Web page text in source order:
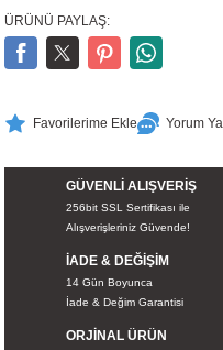
ÜRÜNÜ PAYLAŞ:
Yorum
GÜVENLİ ALIŞVERİŞ
256bit SSL Sertifikası ile
Alışverişleriniz Güvende!
İADE & DEĞİŞİM
14 Gün Boyunca
İade & Değim Garantisi
ORJİNAL ÜRÜN